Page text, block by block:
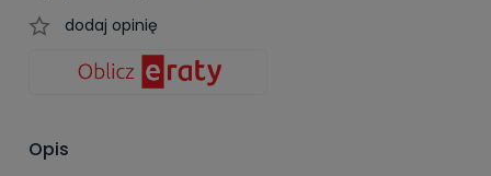
dodaj opinię
Opis